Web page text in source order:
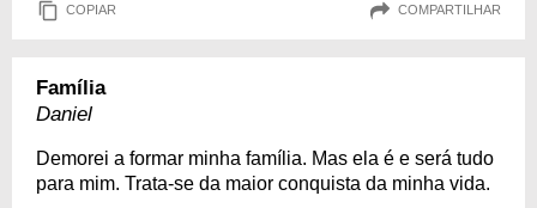
COPIAR COMPARTILHAR
Família
Daniel
Demorei a formar minha família. Mas ela é e será tudo
para mim. Trata-se da maior conquista da minha vida.